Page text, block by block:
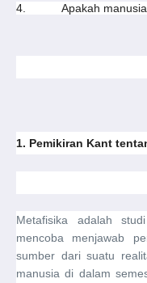
4.
Apakah manusia
1. Pemikiran Kant
Metafisika adalah
mencoba menjawab
sumber dari suatu
manusia di dalam